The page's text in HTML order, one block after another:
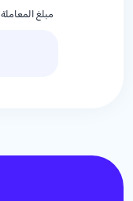
مبلغ المعاملة